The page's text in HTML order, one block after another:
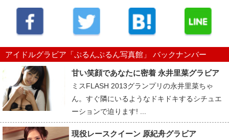
アイドルグラビア「ぷるんぷるん写真館」 バックナンバー
甘い笑顔であなたに密着 永井里菜グラビア
ミスFLASH 2013グランプリの永井里菜ちゃ
ん。すぐ隣にいるようなドキドキするシチュエ
ーションで迫ります! ...
現役レースクイーン 原紀舟グラビア